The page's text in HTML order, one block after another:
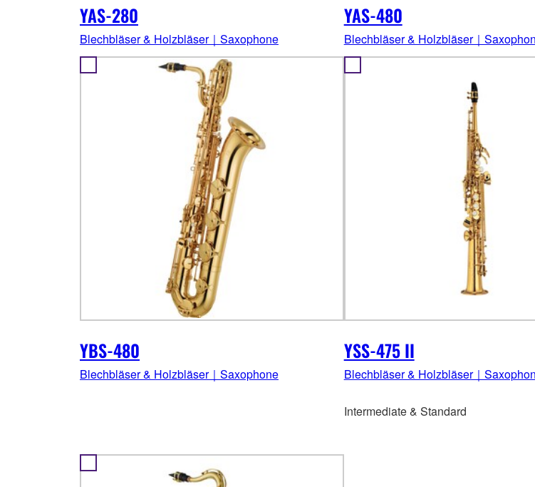
YAS-280
Blechbläser & Holzbläser｜Saxophone
YAS-480
Blechbläser & Holzbläser｜
YBS-480
Blechbläser & Holzbläser｜Saxophone
YSS-475 II
Blechbläser & Holzbläser｜
Intermediate & Standard